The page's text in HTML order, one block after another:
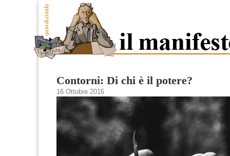
Contorni: Di chi è il potere?
16 Ottobre 2016